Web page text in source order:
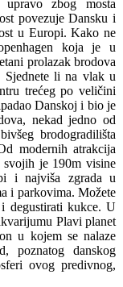
upravo zbog mosta
povezuje Dansku i
u Europi. Kako ne
koja je u
prolazak brodova
li na vlak u
trećeg po veličini
Danskoj i bio je
nekad jedno od
brodogradilišta
modernih atrakcija
svojih je 190m visine
i najviša zgrada u
i parkovima. Možete
degustirati kukce. U
Plavi planet
u kojem se nalaze
poznatog danskog
ovog predivnog,